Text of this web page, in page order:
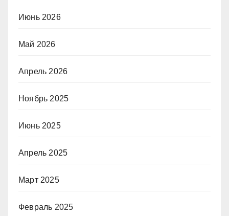
Июнь 2026
Май 2026
Апрель 2026
Ноябрь 2025
Июнь 2025
Апрель 2025
Март 2025
Февраль 2025